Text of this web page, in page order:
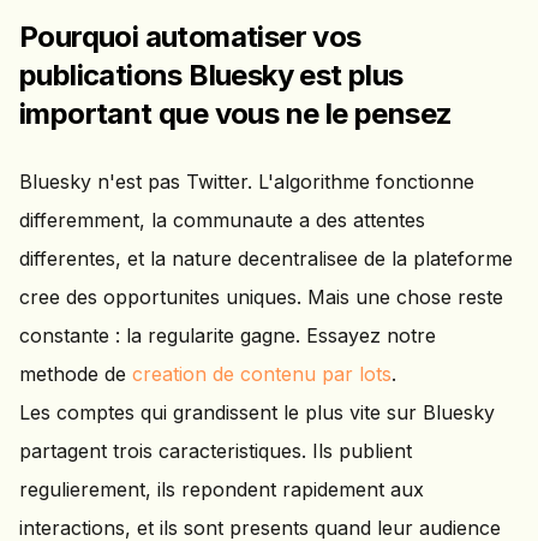
Pourquoi automatiser vos
publications Bluesky est plus
important que vous ne le pensez
Bluesky n'est pas Twitter. L'algorithme fonctionne
differemment, la communaute a des attentes
differentes, et la nature decentralisee de la plateforme
cree des opportunites uniques. Mais une chose reste
constante : la regularite gagne. Essayez notre
methode de creation de contenu par lots.
Les comptes qui grandissent le plus vite sur Bluesky
partagent trois caracteristiques. Ils publient
regulierement, ils repondent rapidement aux
interactions, et ils sont presents quand leur audience